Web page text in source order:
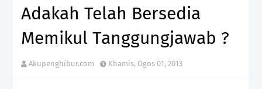
Adakah Telah Bersedia
Memikul Tanggungjawab ?
Akupenghibur.com Khamis, Ogos 01, 2013